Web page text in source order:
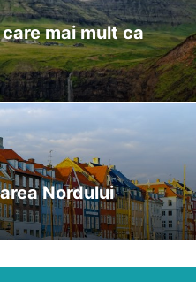
mai mult ca
Nordului